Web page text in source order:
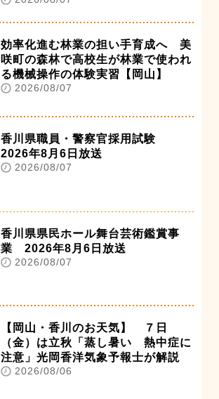
効率化進む林業の担い手育成へ 美
咲町の森林で高校生が林業で使われ
る機械操作の体験実習【岡山】
2026/08/07
香川県職員・警察官採用試験
2026年8月6日放送
2026/08/07
香川県県民ホール舞台芸術鑑賞事
業 2026年8月6日放送
2026/08/07
【岡山・香川のお天気】 ７日
（金）は立秋「蒸し暑い 熱中症に
注意」光岡香洋気象予報士が解説
2026/08/06